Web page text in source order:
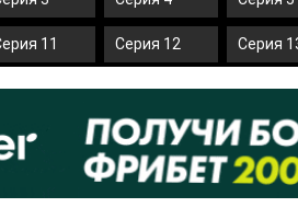
11 Серия 12 Серия